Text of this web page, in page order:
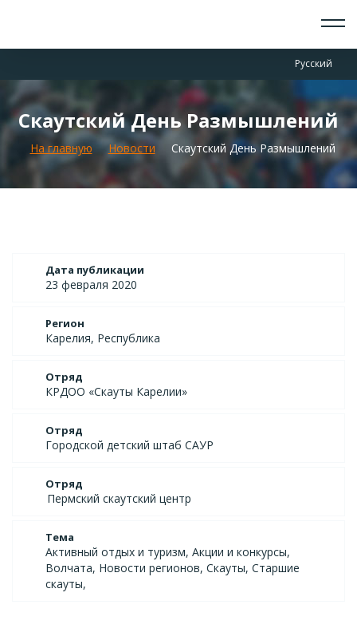
Русский
ПРИСОЕДИНИТЬСЯ
НОВОСТИ
СОБЫТИЯ
ДОКУМЕНТЫ
Скаутский День Размышлений
На главную Новости Скаутский День Размышлений
Дата публикации
23 февраля 2020
Регион
Карелия, Республика
Отряд
КРДОО «Скауты Карелии»
Отряд
Городской детский штаб САУР
Отряд
Пермский скаутский центр
Тема
Активный отдых и туризм, Акции и конкурсы,
Волчата, Новости регионов, Скауты, Старшие
скауты,